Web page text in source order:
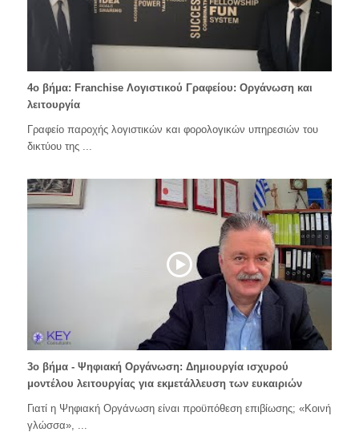
4ο βήμα: Franchise Λογιστικού Γραφείου: Οργάνωση και
λειτουργία
Γραφείο παροχής λογιστικών και φορολογικών υπηρεσιών του
δικτύου της ...
3ο βήμα - Ψηφιακή Οργάνωση: Δημιουργία ισχυρού
μοντέλου λειτουργίας για εκμετάλλευση των ευκαιριών
Γιατί η Ψηφιακή Οργάνωση είναι προϋπόθεση επιβίωσης; «Κοινή
γλώσσα», ...